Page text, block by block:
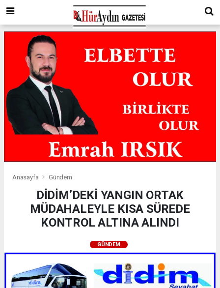
Anasayfa Gündem
DİDİM’DEKİ YANGIN ORTAK
MÜDAHALEYLE KISA SÜREDE
KONTROL ALTINA ALINDI
GÜNDEM